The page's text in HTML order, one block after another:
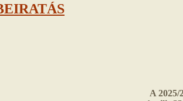
A 2025/